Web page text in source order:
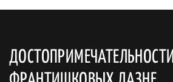
ДОСТОПРИМЕЧАТЕЛЬНОСТИ